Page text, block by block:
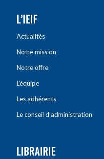
L’IEIF
Actualités
Notre mission
Notre offre
L’équipe
Les adhérents
Le conseil d’administration
LIBRAIRIE